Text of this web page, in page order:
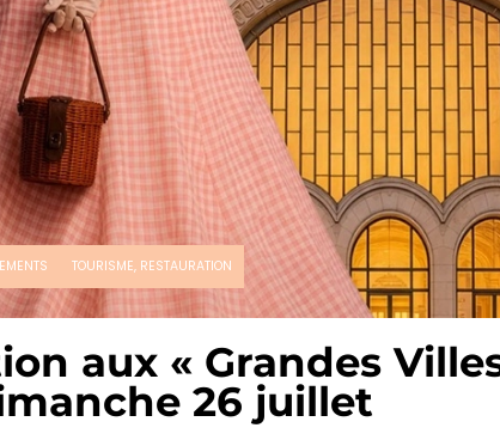
TOURISME, RESTAURATION
aux « Grandes
26 juillet